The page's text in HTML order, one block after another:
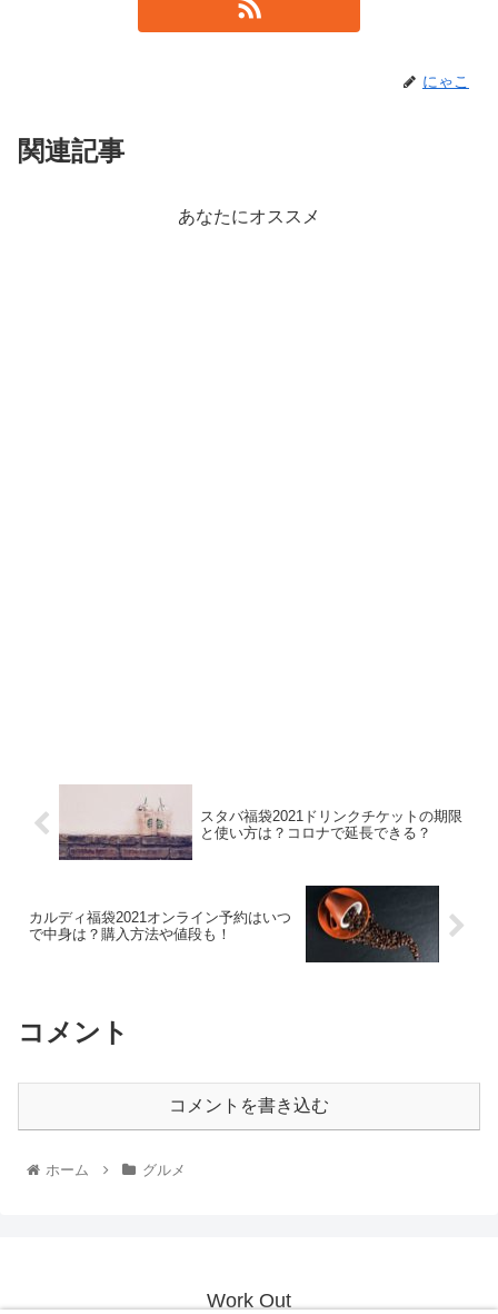
にゃこ
関連記事
あなたにオススメ
スタバ福袋2021ドリンクチケットの期限
と使い方は？コロナで延長できる？
カルディ福袋2021オンライン予約はいつ
で中身は？購入方法や値段も！
コメント
コメントを書き込む
ホーム グルメ
Work Out